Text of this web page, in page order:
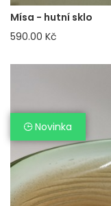
Mísa - hutní sklo
590.00 Kč
Novinka